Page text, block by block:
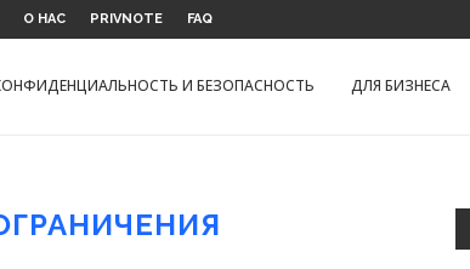
О НАС PRIVNOTE FAQ
И БЕЗОПАСНОСТЬ ДЛЯ БИЗНЕСА